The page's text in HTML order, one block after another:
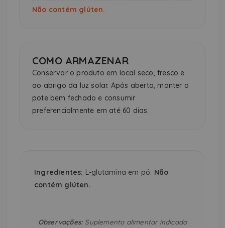
Não contém glúten.
COMO ARMAZENAR
Conservar o produto em local seco, fresco e
ao abrigo da luz solar. Após aberto, manter o
pote bem fechado e consumir
preferencialmente em até 60 dias.
Ingredientes: L-glutamina em pó. Não
contém glúten.
Observações: Suplemento alimentar indicado